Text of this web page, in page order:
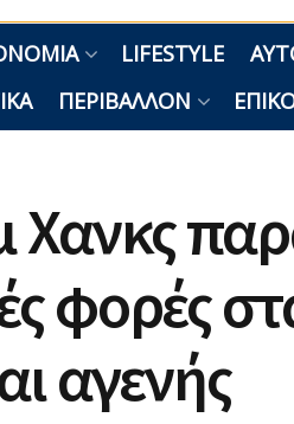
LIFESTYLE
ΠΕΡΙΒΆΛΛΟΝ
Χανκς
φορές
αγενής